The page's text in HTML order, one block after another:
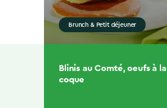
Brunch & Petit déjeuner
Blinis au Comté, oeufs à la
coque